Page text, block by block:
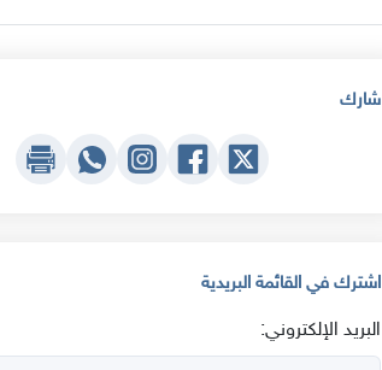
شارك
اشترك في القائمة البريدية
البريد الإلكتروني: